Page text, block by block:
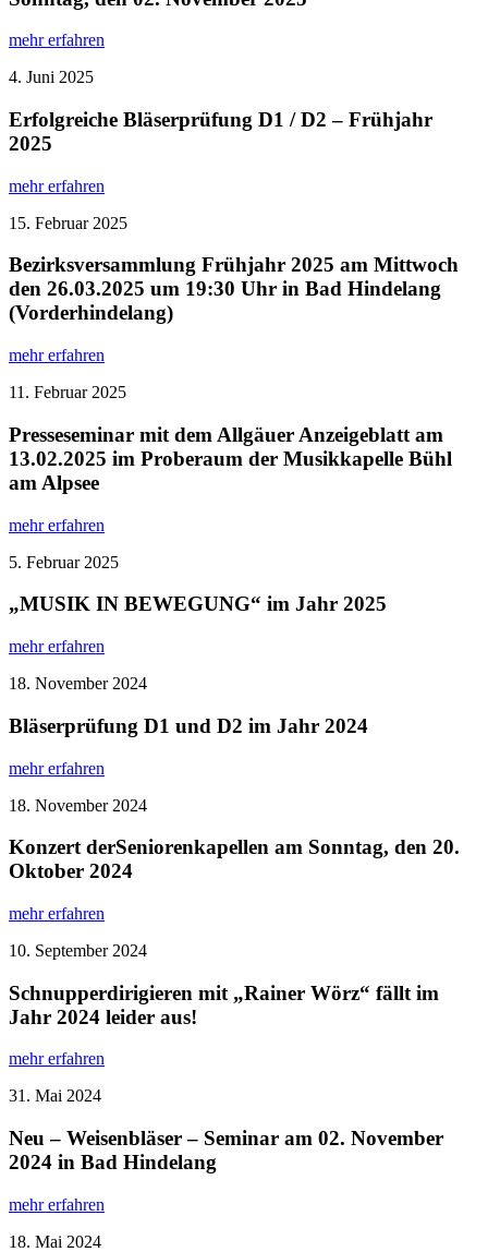
mehr erfahren
4. Juni 2025
Erfolgreiche Bläserprüfung D1 / D2 – Frühjahr
2025
mehr erfahren
15. Februar 2025
Bezirksversammlung Frühjahr 2025 am Mittwoch
den 26.03.2025 um 19:30 Uhr in Bad Hindelang
(Vorderhindelang)
mehr erfahren
11. Februar 2025
Presseseminar mit dem Allgäuer Anzeigeblatt am
13.02.2025 im Proberaum der Musikkapelle Bühl
am Alpsee
mehr erfahren
5. Februar 2025
„MUSIK IN BEWEGUNG“ im Jahr 2025
mehr erfahren
18. November 2024
Bläserprüfung D1 und D2 im Jahr 2024
mehr erfahren
18. November 2024
Konzert derSeniorenkapellen am Sonntag, den 20.
Oktober 2024
mehr erfahren
10. September 2024
Schnupperdirigieren mit „Rainer Wörz“ fällt im
Jahr 2024 leider aus!
mehr erfahren
31. Mai 2024
Neu – Weisenbläser – Seminar am 02. November
2024 in Bad Hindelang
mehr erfahren
18. Mai 2024